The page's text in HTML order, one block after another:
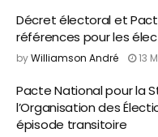
Décret électoral et
références pour les
byWilliamson André 13
Pacte National pour la
l’Organisation des
épisode transitoire